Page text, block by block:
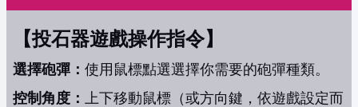
【投石器遊戲操作指令】
選擇砲彈： 使用鼠標點選選擇你需要的砲彈種類。
控制角度：
上下移動鼠標（或方向鍵，依遊戲設定而